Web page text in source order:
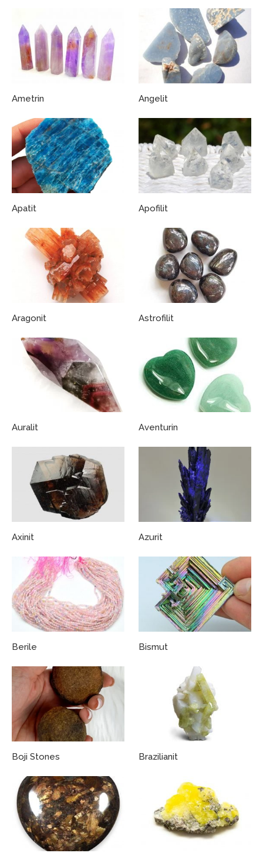
Ametrin Angelit
Apatit Apofilit
Aragonit Astrofilit
Auralit Aventurin
Axinit Azurit
Berile Bismut
Boji Stones Brazilianit